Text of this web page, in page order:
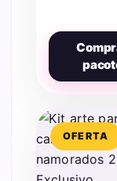
OFERTA